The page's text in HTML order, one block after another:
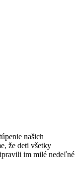
našich
že deti všetky
im milé nedeľné